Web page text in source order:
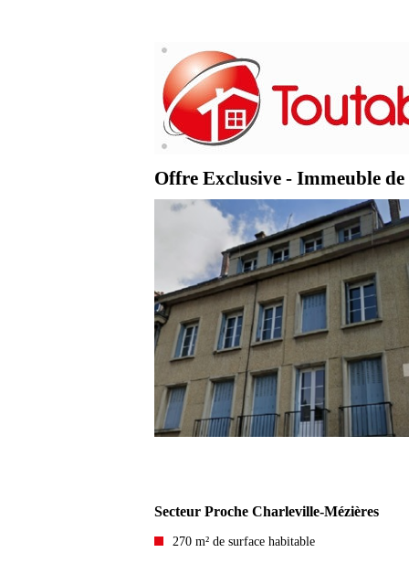
Offre Exclusive - Immeuble
Secteur Proche Charleville-Mézières
270 m² de surface habitable